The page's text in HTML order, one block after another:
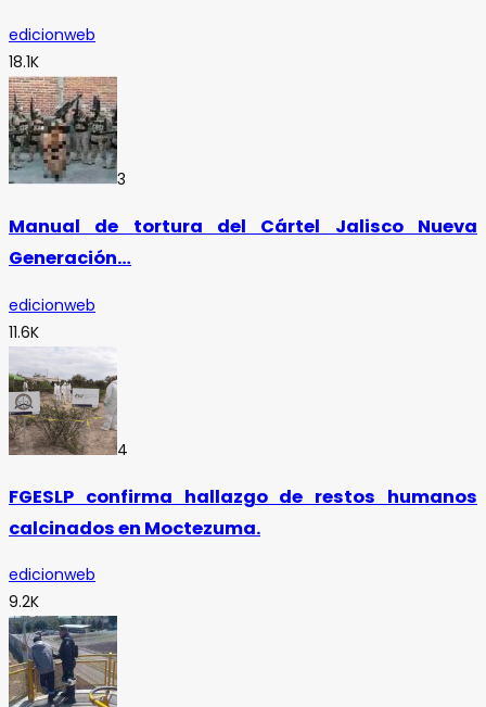
edicionweb
18.1K
3
Manual de tortura del Cártel Jalisco Nueva
Generación…
edicionweb
11.6K
4
FGESLP confirma hallazgo de restos humanos
calcinados en Moctezuma.
edicionweb
9.2K